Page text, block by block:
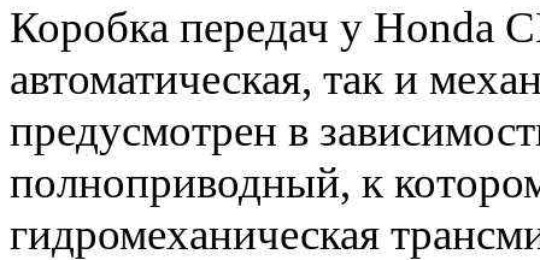
Коробка передач у Honda
автоматическая, так и
предусмотрен в
полноприводный, к
гидромеханическая